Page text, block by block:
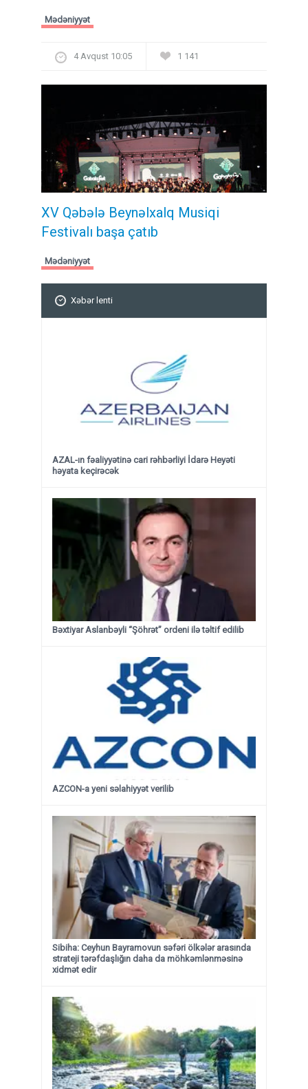
Mədəniyyət
4 Avqust 10:05 1 141
XV Qəbələ Beynəlxalq Musiqi
Festivalı başa çatıb
Mədəniyyət
Xəbər lenti
AZAL-ın fəaliyyətinə cari rəhbərliyi İdarə Heyəti
həyata keçirəcək
Bəxtiyar Aslanbəyli “Şöhrət” ordeni ilə təltif edilib
AZCON-a yeni səlahiyyət verilib
Sibiha: Ceyhun Bayramovun səfəri ölkələr arasında
strateji tərəfdaşlığın daha da möhkəmlənməsinə
xidmət edir